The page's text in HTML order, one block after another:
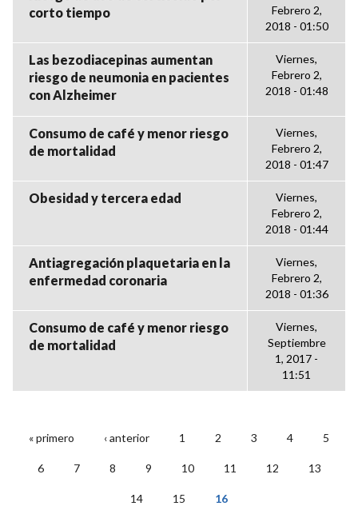
corto tiempo
Febrero 2,
2018 - 01:50
Las bezodiacepinas aumentan
riesgo de neumonia en pacientes
con Alzheimer
Viernes,
Febrero 2,
2018 - 01:48
Consumo de café y menor riesgo
de mortalidad
Viernes,
Febrero 2,
2018 - 01:47
Obesidad y tercera edad
Viernes,
Febrero 2,
2018 - 01:44
Antiagregación plaquetaria en la
enfermedad coronaria
Viernes,
Febrero 2,
2018 - 01:36
Consumo de café y menor riesgo
de mortalidad
Viernes,
Septiembre
1, 2017 -
11:51
PÁGINAS
« primero ‹ anterior 1 2 3 4 5
6 7 8 9 10 11 12 13
14 15 16